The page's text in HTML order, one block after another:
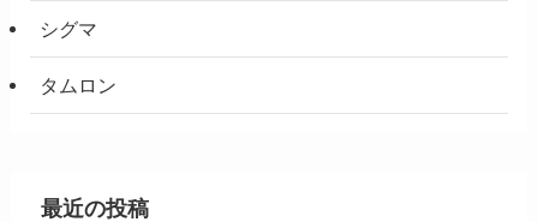
シグマ
タムロン
最近の投稿